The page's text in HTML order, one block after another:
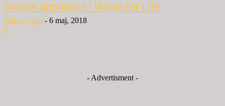
Svensk dominans i Wings for Life
Mikael Grip - 6 maj, 2018
0
- Advertisment -